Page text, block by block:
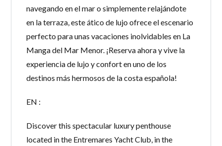
navegando en el mar o simplemente relajándote
en la terraza, este ático de lujo ofrece el escenario
perfecto para unas vacaciones inolvidables en La
Manga del Mar Menor. ¡Reserva ahora y vive la
experiencia de lujo y confort en uno de los
destinos más hermosos de la costa española!
EN :
Discover this spectacular luxury penthouse
located in the Entremares Yacht Club, in the